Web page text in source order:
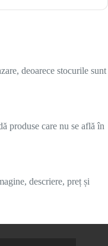
deoarece stocurile sunt
produse care nu se află în
descriere, preț și